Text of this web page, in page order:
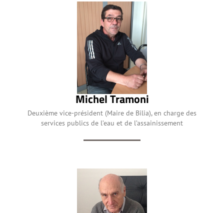
Michel Tramoni
Deuxième vice-président (Maire de Bilia), en charge des
services publics de l’eau et de l’assainissement